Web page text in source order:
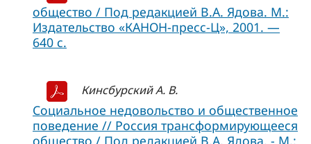
общество / Под редакцией В.А. Ядова. М.:
Издательство «КАНОН-пресс-Ц», 2001. —
640 с.
Кинсбурский А. В.
Социальное недовольство и общественное
поведение // Россия трансформирующееся
общество / Под редакцией В.А. Ядова. - М.: